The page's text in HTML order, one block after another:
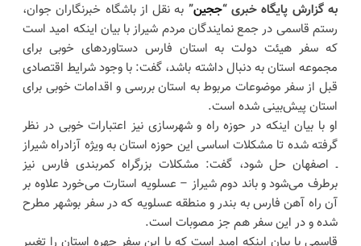
به گزارش پایگاه خبری “ججین” به نقل از باشگاه خبرنگاران جوان،
رستم قاسمی در جمع نمایندگان مردم شیراز با بیان اینکه امید است
که سفر هیئت دولت به استان فارس دستاورد‌های خوبی برای
مجموعه استان به دنبال داشته باشد، گفت: با وجود شرایط اقتصادی
قبل از سفر موضوعات مربوط به استان بررسی و اقدامات خوبی برای
استان پیش‌بینی شده است.
او با بیان اینکه در حوزه راه و شهرسازی نیز اعتبارات خوبی در نظر
گرفته شده تا مشکلات اساسی این حوزه استان به ویژه آزادراه شیراز
ـ اصفهان حل شود، گفت: مشکلات بزرگراه کمربندی فارس نیز
برطرف می‌شود و باند دوم شیراز – عسلویه استارت می‌خورد علاوه بر
آن راه آهن فارس به بندر و منطقه عسلویه که در سفر بوشهر مطرح
شده و در این سفر هم جز مصوبات است.